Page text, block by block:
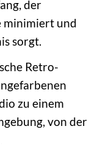
der
minimiert und
sorgt.
Retro-
zu einem
von der